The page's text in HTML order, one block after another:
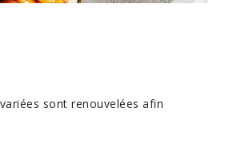
sont renouvelées afin